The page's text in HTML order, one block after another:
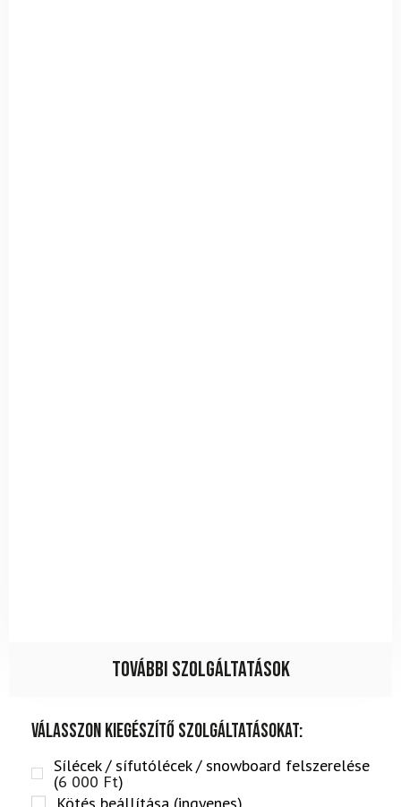
További szolgáltatások
Válasszon kiegészítő szolgáltatásokat:
Sílécek / sífutólécek / snowboard felszerelése
(6 000 Ft)
Kötés beállítása (ingyenes)